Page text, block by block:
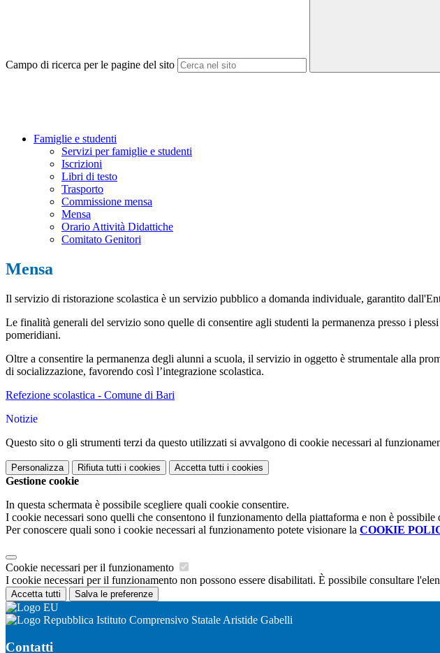
Campo di ricerca per le pagine del sito
Famiglie e studenti
Servizi per famiglie e studenti
Iscrizioni
Libri di testo
Trasporto
Commissione mensa
Mensa
Orario Attività Didattiche
Comitato Genitori
Mensa
Il servizio di ristorazione scolastica è un servizio pubblico a domanda individuale, garantito
Le finalità generali del servizio sono quelle di consentire agli studenti la permanenza presso i
pomeridiani.
Oltre a consentire la permanenza degli alunni a scuola, il servizio in oggetto è strumentale alla
di socializzazione, favorendo così l’integrazione scolastica.
Refezione scolastica - Comune di Bari
Notizie
Questo sito o gli strumenti terzi da questo utilizzati si avvalgono di cookie necessari al
Personalizza Rifiuta tutti i cookies Accetta tutti i cookies
Gestione cookie
In questa schermata è possibile scegliere quali cookie consentire.
I cookie necessari sono quelli che consentono il funzionamento della piattaforma e non è possibile
Per conoscere quali sono i cookie necessari al funzionamento potete visionare la COOKIE
Cookie necessari per il funzionamento
I cookie necessari per il funzionamento non possono essere disabilitati. È possibile consultare
Accetta tutti Salva le preferenze
Istituto Comprensivo Statale Aristide Gabelli
Contatti